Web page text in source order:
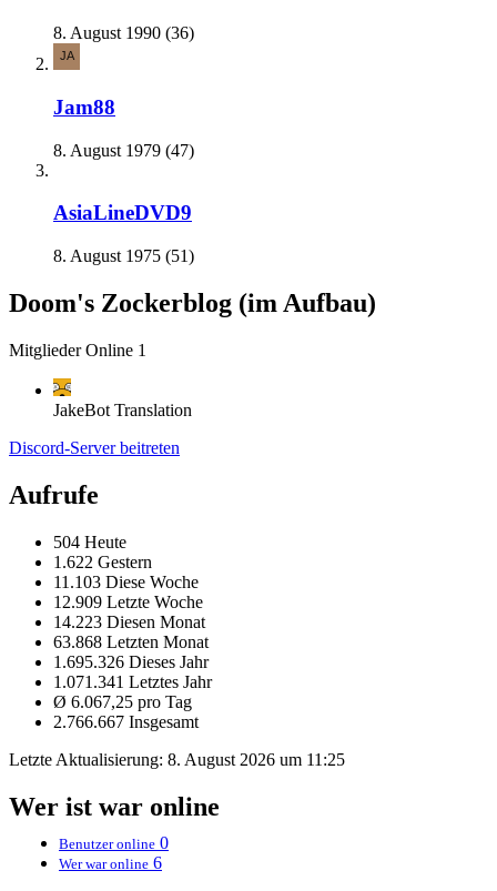
8. August 1990 (36)
Jam88
8. August 1979 (47)
AsiaLineDVD9
8. August 1975 (51)
Doom's Zockerblog (im Aufbau)
Mitglieder Online 1
JakeBot Translation
Discord-Server beitreten
Aufrufe
504 Heute
1.622 Gestern
11.103 Diese Woche
12.909 Letzte Woche
14.223 Diesen Monat
63.868 Letzten Monat
1.695.326 Dieses Jahr
1.071.341 Letztes Jahr
Ø 6.067,25 pro Tag
2.766.667 Insgesamt
Letzte Aktualisierung: 8. August 2026 um 11:25
Wer ist war online
Benutzer online 0
Wer war online 6